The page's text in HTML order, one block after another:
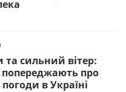
та сильний вітер:
про
погоди в Україні